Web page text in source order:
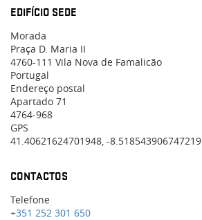
EDIFÍCIO SEDE
Morada
Praça D. Maria II
4760-111 Vila Nova de Famalicão
Portugal
Endereço postal
Apartado 71
4764-968
GPS
41.40621624701948, -8.518543906747219
CONTACTOS
Telefone
+351 252 301 650